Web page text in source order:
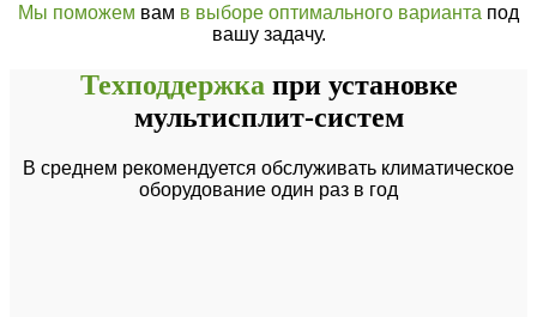
Мы поможем вам в выборе оптимального варианта под
вашу задачу.
Техподдержка при установке
мультисплит-систем
В среднем рекомендуется обслуживать климатическое
оборудование один раз в год